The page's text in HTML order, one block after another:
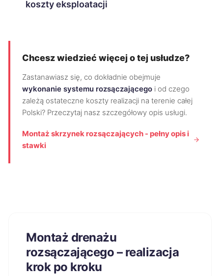
koszty eksploatacji
Chcesz wiedzieć więcej o tej usłudze?
Zastanawiasz się, co dokładnie obejmuje
wykonanie systemu rozsączającego i od czego
zależą ostateczne koszty realizacji na terenie całej
Polski? Przeczytaj nasz szczegółowy opis usługi.
Montaż skrzynek rozsączających - pełny opis i
stawki
Montaż drenażu
rozsączającego – realizacja
krok po kroku